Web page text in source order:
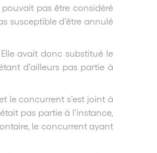
pas être considéré
susceptible d’être annulé
avait donc substitué le
d’ailleurs pas partie à
le concurrent s’est joint à
pas partie à l’instance,
le concurrent ayant